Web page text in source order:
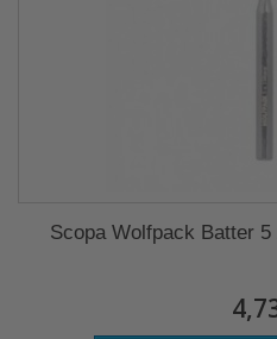
Scopa Wolfpack Batter